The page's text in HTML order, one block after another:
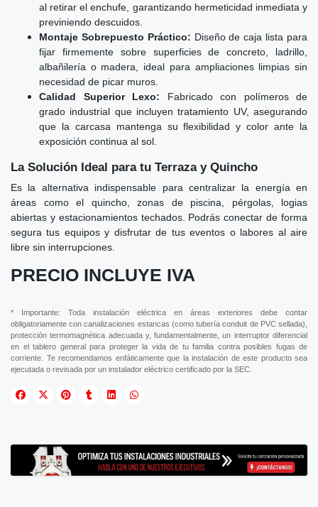
al retirar el enchufe, garantizando hermeticidad inmediata y
previniendo descuidos.
Montaje Sobrepuesto Práctico: Diseño de caja lista para
fijar firmemente sobre superficies de concreto, ladrillo,
albañilería o madera, ideal para ampliaciones limpias sin
necesidad de picar muros.
Calidad Superior Lexo: Fabricado con polímeros de
grado industrial que incluyen tratamiento UV, asegurando
que la carcasa mantenga su flexibilidad y color ante la
exposición continua al sol.
La Solución Ideal para tu Terraza y Quincho
Es la alternativa indispensable para centralizar la energía en
áreas como el quincho, zonas de piscina, pérgolas, logias
abiertas y estacionamientos techados. Podrás conectar de forma
segura tus equipos y disfrutar de tus eventos o labores al aire
libre sin interrupciones.
PRECIO INCLUYE IVA
* Importante: Toda instalación eléctrica en áreas exteriores debe contar
obligatoriamente con canalizaciones estancas (como tubería conduit de PVC sellada),
protección termomagnética adecuada y, fundamentalmente, un interruptor diferencial
en el tablero general para proteger la vida de tu familia contra posibles fugas de
corriente. Te recomendamos enfáticamente que la instalación de este producto sea
ejecutada o revisada por un instalador eléctrico certificado por la SEC.